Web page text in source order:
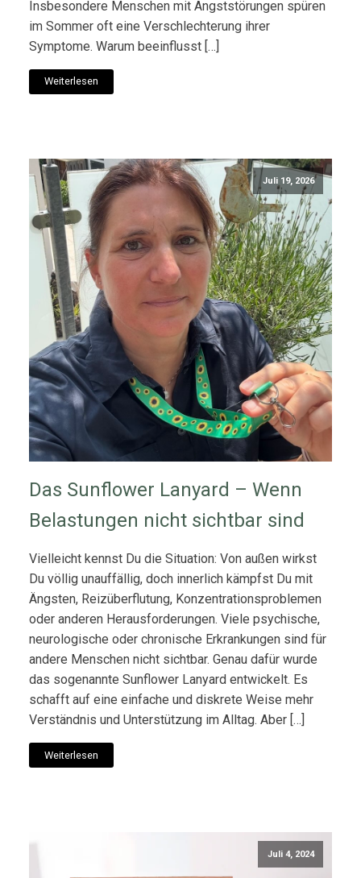
Insbesondere Menschen mit Angststörungen spüren
im Sommer oft eine Verschlechterung ihrer
Symptome. Warum beeinflusst […]
Weiterlesen
Juli 19, 2026
Das Sunflower Lanyard – Wenn
Belastungen nicht sichtbar sind
Vielleicht kennst Du die Situation: Von außen wirkst
Du völlig unauffällig, doch innerlich kämpfst Du mit
Ängsten, Reizüberflutung, Konzentrationsproblemen
oder anderen Herausforderungen. Viele psychische,
neurologische oder chronische Erkrankungen sind für
andere Menschen nicht sichtbar. Genau dafür wurde
das sogenannte Sunflower Lanyard entwickelt. Es
schafft auf eine einfache und diskrete Weise mehr
Verständnis und Unterstützung im Alltag. Aber […]
Weiterlesen
Juli 4, 2024